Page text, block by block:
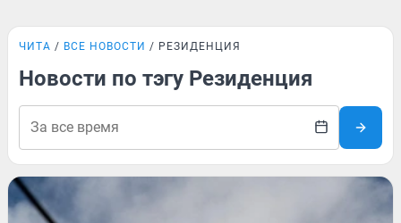
ЧИТА ВСЕ НОВОСТИ РЕЗИДЕНЦИЯ
Новости по тэгу Резиденция